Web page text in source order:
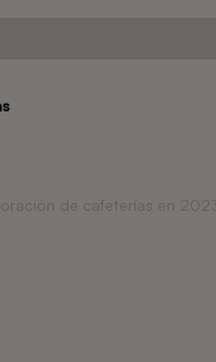
de cafeterías en